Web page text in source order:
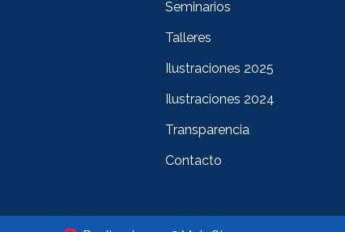
Seminarios
Talleres
Ilustraciones 2025
Ilustraciones 2024
Transparencia
Contacto